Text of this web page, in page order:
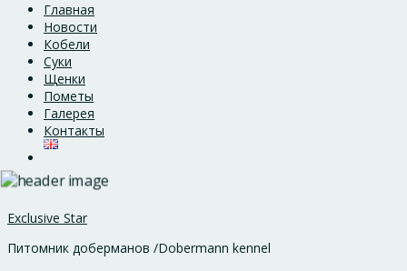
Главная
Новости
Кобели
Суки
Щенки
Пометы
Галерея
Контакты
Exclusive Star
Питомник доберманов /Dobermann kennel